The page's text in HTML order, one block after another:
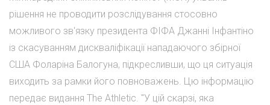
рішення не проводити розслідування стосовно
можливого зв'язку президента ФІФА Джанні Інфантіно
із скасуванням дискваліфікації нападаючого збірної
США Фоларіна Балогуна, підкресливши, що ця ситуація
виходить за рамки його повноважень. Цю інформацію
передає видання The Athletic. "У цій скарзі, яка